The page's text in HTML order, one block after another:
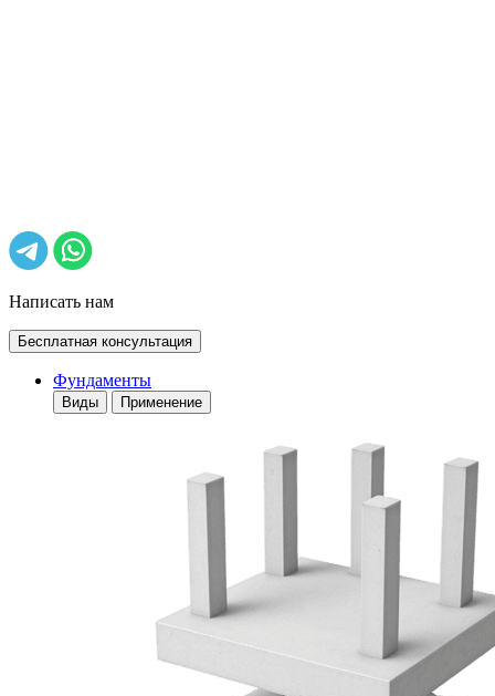
Написать нам
Бесплатная консультация
Фундаменты
Виды Применение